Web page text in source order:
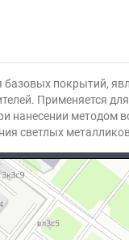
покрытий,
Применяется
нанесении методом
светлых